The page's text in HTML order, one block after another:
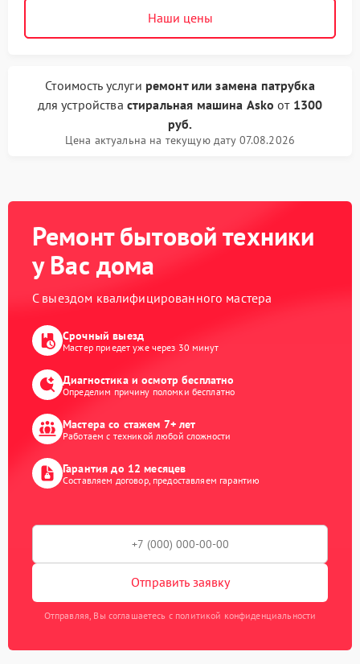
Наши цены
Стоимость услуги ремонт или замена патрубка
для устройства стиральная машина Asko от 1300
руб.
Цена актуальна на текущую дату 07.08.2026
Ремонт бытовой техники
у Вас дома
С выездом квалифицированного мастера
Срочный выезд
Мастер приедет уже через 30 минут
Диагностика и осмотр бесплатно
Определим причину поломки бесплатно
Мастера со стажем 7+ лет
Работаем с техникой любой сложности
Гарантия до 12 месяцев
Составляем договор, предоставляем гарантию
Отправить заявку
Отправляя, Вы соглашаетесь с политикой конфиденциальности